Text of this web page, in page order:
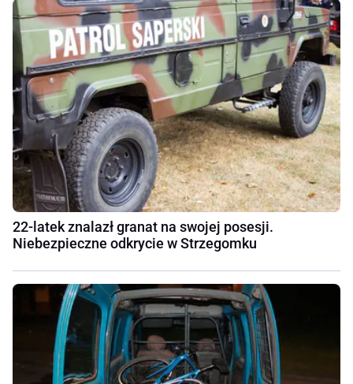
22-latek znalazł granat na swojej posesji.
Niebezpieczne odkrycie w Strzegomku